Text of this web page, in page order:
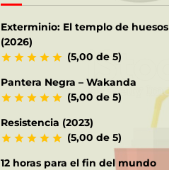
Exterminio: El templo de huesos
(2026)
(5,00 de 5)
Pantera Negra – Wakanda
(5,00 de 5)
Resistencia (2023)
(5,00 de 5)
12 horas para el fin del mundo